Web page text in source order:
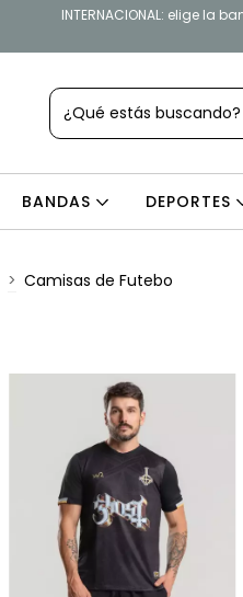
INTERNACIONAL: elige
BANDAS DEPORTES
> Camisas de Futebo